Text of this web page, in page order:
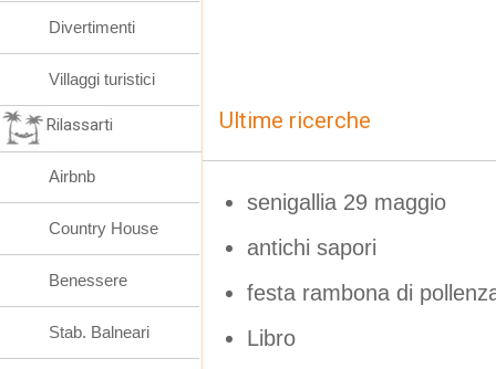
Ultime ricerche
senigallia 29 maggio
antichi sapori
festa rambona di
Libro
Divertimenti
Villaggi turistici
Rilassarti
Airbnb
Country House
Benessere
Stab. Balneari